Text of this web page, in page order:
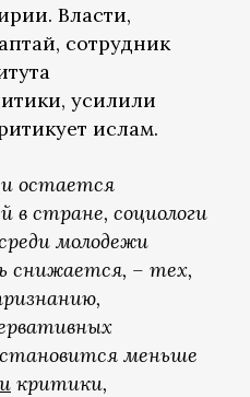
Власти,
сотрудник
усилили
ислам.
остается
в стране, социологи
молодежи
снижается, – тех,
становится меньше
критики,